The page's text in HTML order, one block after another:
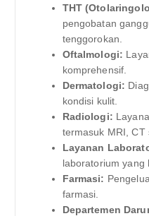
THT
pengobatan
tenggorokan.
Oftalmologi:
komprehensif.
Dermatologi:
kondisi kulit.
Radiologi:
termasuk MRI, CT
Layanan
laboratorium yang
Farmasi:
farmasi.
Departemen